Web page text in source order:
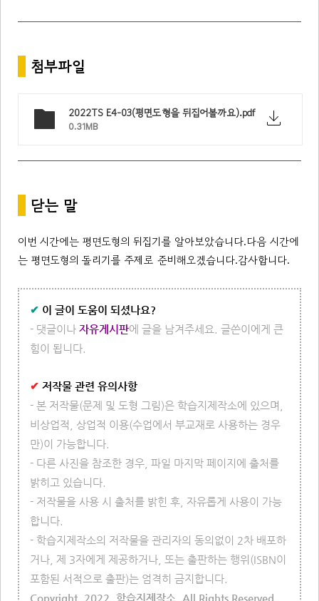
첨부파일
2022TS E4-03(평면도형을 뒤집어볼까요).pdf
0.31MB
닫는 말
이번 시간에는 평면도형의 뒤집기를 알아보았습니다.다음 시간에
는 평면도형의 돌리기를 주제로 준비해오겠습니다.감사합니다.
✔ 이 글이 도움이 되셨나요?
- 댓글이나 자유게시판에 글을 남겨주세요. 글쓴이에게 큰
힘이 됩니다.
✔ 저작물 관련 유의사항
- 본 저작물(문제 및 도형 그림)은 학습지제작소에 있으며,
비상업적, 상업적 이용(수업에서 부교재로 사용하는 경우
만)이 가능합니다.
- 다른 사진을 참조한 경우, 파일 마지막 페이지에 출처를
밝히고 있습니다.
- 저작물을 사용 시 출처를 밝힌 후, 자유롭게 사용이 가능
합니다.
- 학습지제작소의 저작물을 관리자의 동의없이 2차 배포하
거나, 제 3자에게 제공하거나, 또는 출판하는 행위(ISBN이
포함된 서적으로 출판)는 엄격히 금지합니다.
Copyright. 2022. 학습지제작소. All Rights Reserved.